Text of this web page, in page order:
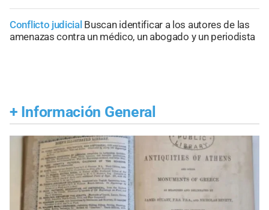
Conflicto judicial Buscan identificar a los autores de las
amenazas contra un médico, un abogado y un periodista
+ Información General